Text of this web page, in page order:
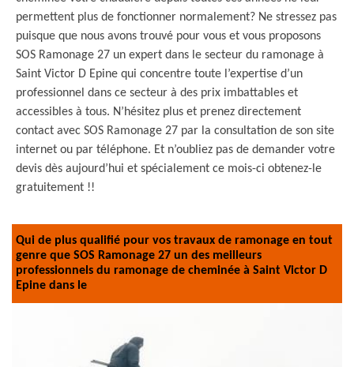
permettent plus de fonctionner normalement? Ne stressez pas
puisque que nous avons trouvé pour vous et vous proposons
SOS Ramonage 27 un expert dans le secteur du ramonage à
Saint Victor D Epine qui concentre toute l’expertise d’un
professionnel dans ce secteur à des prix imbattables et
accessibles à tous. N’hésitez plus et prenez directement
contact avec SOS Ramonage 27 par la consultation de son site
internet ou par téléphone. Et n’oubliez pas de demander votre
devis dès aujourd’hui et spécialement ce mois-ci obtenez-le
gratuitement !!
Qui de plus qualifié pour vos travaux de ramonage en tout
genre que SOS Ramonage 27 un des meilleurs
professionnels du ramonage de cheminée à Saint Victor D
Epine dans le